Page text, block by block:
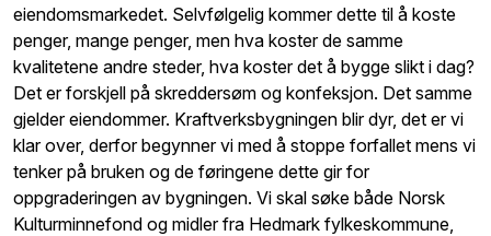
eiendomsmarkedet. Selvfølgelig kommer dette til å koste
penger, mange penger, men hva koster de samme
kvalitetene andre steder, hva koster det å bygge slikt i dag?
Det er forskjell på skreddersøm og konfeksjon. Det samme
gjelder eiendommer. Kraftverksbygningen blir dyr, det er vi
klar over, derfor begynner vi med å stoppe forfallet mens vi
tenker på bruken og de føringene dette gir for
oppgraderingen av bygningen. Vi skal søke både Norsk
Kulturminnefond og midler fra Hedmark fylkeskommune,